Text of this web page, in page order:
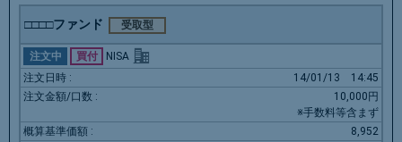
□□□□ファンド 受取型
注文中 買付
NISA
14/01/13
14:45
10,000円
※手数料等含まず
8,952